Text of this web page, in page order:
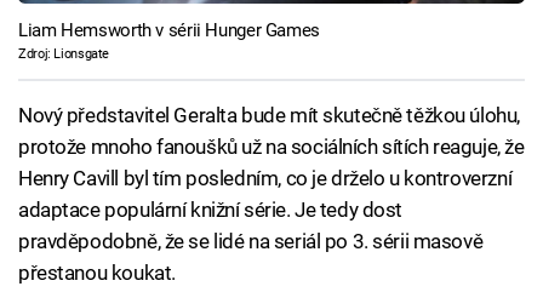
Liam Hemsworth v sérii Hunger Games
Zdroj: Lionsgate
Nový představitel Geralta bude mít skutečně těžkou úlohu,
protože mnoho fanoušků už na sociálních sítích reaguje, že
Henry Cavill byl tím posledním, co je drželo u kontroverzní
adaptace populární knižní série. Je tedy dost
pravděpodobně, že se lidé na seriál po 3. sérii masově
přestanou koukat.